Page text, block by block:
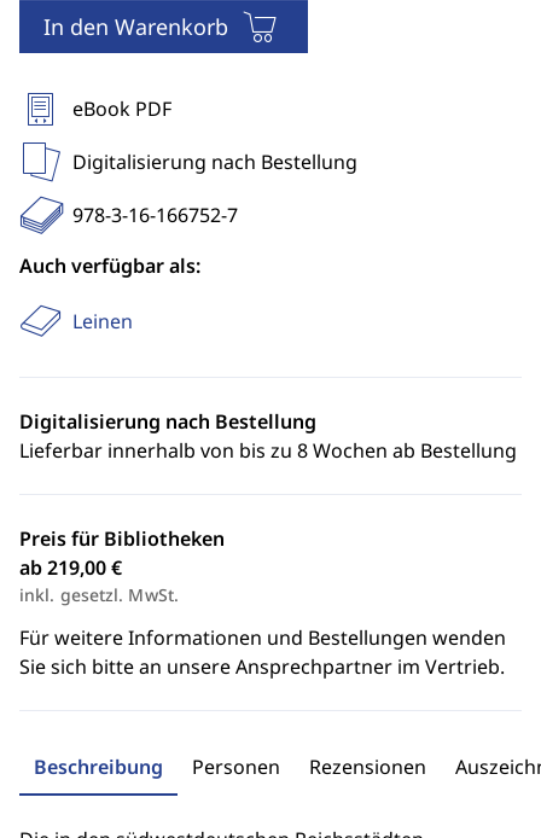
In den Warenkorb
eBook PDF
Digitalisierung nach Bestellung
978-3-16-166752-7
Auch verfügbar als:
Leinen
Digitalisierung nach Bestellung
Lieferbar innerhalb von bis zu 8 Wochen ab Bestellung
Preis für Bibliotheken
ab 219,00 €
inkl. gesetzl. MwSt.
Für weitere Informationen und Bestellungen wenden
Sie sich bitte an unsere Ansprechpartner im Vertrieb.
Beschreibung Personen Rezensionen